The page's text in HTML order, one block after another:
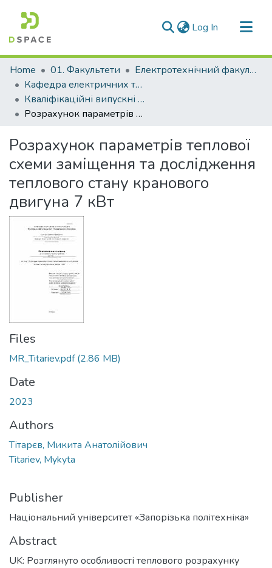
Log In (current)
Communities & Collections
All of DSpace
Statistics
Home 01. Факультети
Електротехнічний факультет
Кафедра електричних та електронних апаратів (Кафедра Е та ЕА)
Кваліфікаційні випускні роботи здобувачів вищої освіти кафедри Е та ЕА
Розрахунок параметрів теплової схеми заміщення та дослідження теплового стану кранового двигуна 7 кВт
Розрахунок параметрів теплової
схеми заміщення та дослідження
теплового стану кранового
двигуна 7 кВт
Files
MR_Titariev.pdf(2.86 MB)
Date
2023
Authors
Тітарєв, Микита Анатолійович
Titariev, Mykyta
Publisher
Національний університет «Запорізька політехніка»
Abstract
UK: Розглянуто особливості теплового розрахунку